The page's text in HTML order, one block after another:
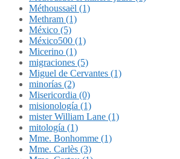
Méthoussaël (1)
Methram (1)
México (5)
México500 (1)
Micerino (1)
migraciones (5)
Miguel de Cervantes (1)
minorías (2)
Misericordia (0)
misionología (1)
mister William Lane (1)
mitología (1)
Mme. Bonhomme (1)
Mme. Carlès (3)